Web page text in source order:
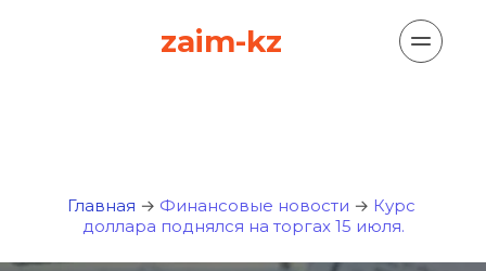
zaim-kz
Главная → Финансовые новости → Курс
доллара поднялся на торгах 15 июля.